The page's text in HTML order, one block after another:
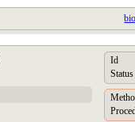
Id
Status